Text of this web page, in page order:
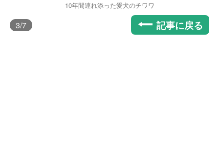
10年間連れ添った愛犬のチワワ
3/7 記事に戻る